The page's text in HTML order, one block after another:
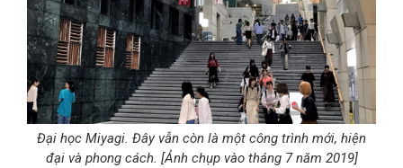
Đại học Miyagi. Đây vẫn còn là một công trình mới, hiện
đại và phong cách. [Ảnh chụp vào tháng 7 năm 2019]